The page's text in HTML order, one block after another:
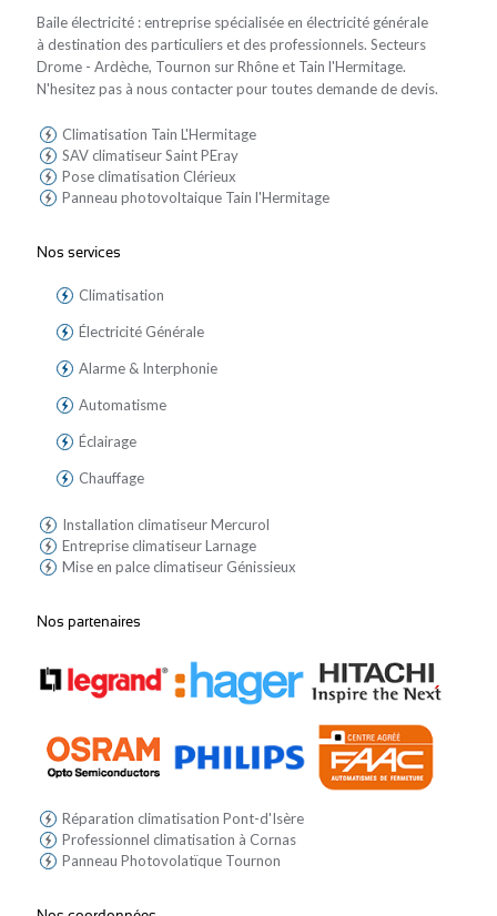
Baile électricité : entreprise spécialisée en électricité générale
à destination des particuliers et des professionnels. Secteurs
Drome - Ardèche, Tournon sur Rhône et Tain l'Hermitage.
N'hesitez pas à nous contacter pour toutes demande de devis.
Climatisation Tain L'Hermitage
SAV climatiseur Saint PEray
Pose climatisation Clérieux
Panneau photovoltaique Tain l'Hermitage
Nos services
Climatisation
Électricité Générale
Alarme & Interphonie
Automatisme
Éclairage
Chauffage
Installation climatiseur Mercurol
Entreprise climatiseur Larnage
Mise en palce climatiseur Génissieux
Nos partenaires
Réparation climatisation Pont-d'Isère
Professionnel climatisation à Cornas
Panneau Photovolatïque Tournon